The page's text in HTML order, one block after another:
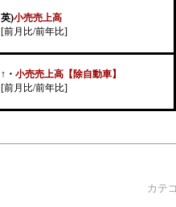
英)小売売上高
[前月比/前年比]
↑ ・ 小売売上高【除自動車】
[前月比/前年比]
カテ